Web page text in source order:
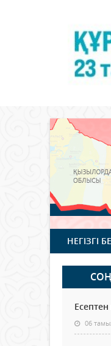
НЕГІЗГІ
06